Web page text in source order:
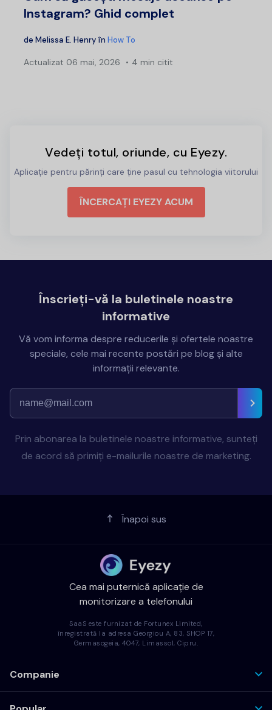
Instagram? Ghid complet
de Melissa E. Henry în How To
Actualizat 06 mai, 2026 4 min citit
Vedeți totul, oriunde, cu Eyezy.
Aplicație pentru părinți care ține pasul cu tehnologia viitorului
ÎNCERCAȚI EYEZY ACUM
Înscrieți-vă la buletinele noastre
informative
Vă vom informa despre reducerile și ofertele noastre
speciale, cele mai recente postări pe blog și alte
informații relevante.
Prin abonarea la buletinele noastre informative, sunteți
de acord să primiți e-mailurile noastre de marketing.
Înapoi sus
Cea mai puternică aplicație de
monitorizare a telefonului
SaaS este furnizat de Fortunex Limited,
înregistrată la adresa Georgiou A, 83, SHOP 17,
Germasogeia, 4047, Limassol, Cipru.
Companie